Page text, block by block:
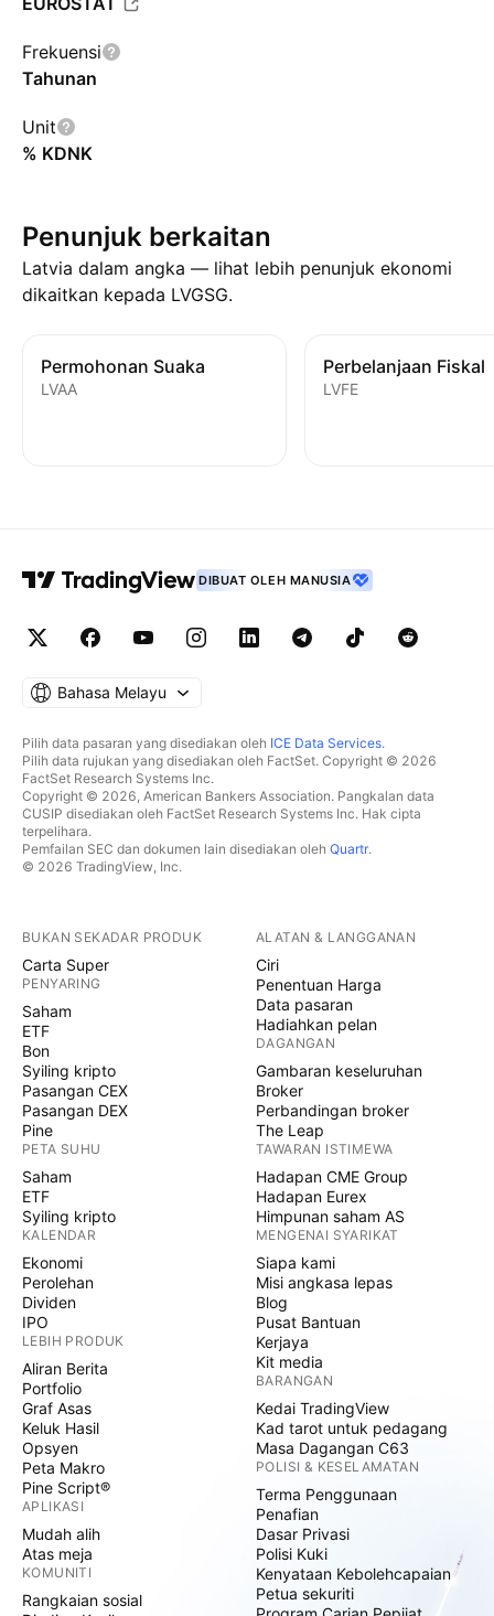
Frekuensi
Tahunan
Unit
% KDNK
Penunjuk berkaitan
Latvia dalam angka — lihat lebih penunjuk ekonomi
dikaitkan kepada LVGSG.
Permohonan Suaka
LVAA
Perbelanjaan Fiskal
LVFE
DIBUAT OLEH MANUSIA
Bahasa Melayu
Pilih data pasaran yang disediakan oleh ICE Data Services.
Pilih data rujukan yang disediakan oleh FactSet. Copyright © 2026
FactSet Research Systems Inc.
Copyright © 2026, American Bankers Association. Pangkalan data
CUSIP disediakan oleh FactSet Research Systems Inc. Hak cipta
terpelihara.
Pemfailan SEC dan dokumen lain disediakan oleh Quartr.
© 2026 TradingView, Inc.
BUKAN SEKADAR PRODUK
Carta Super
PENYARING
Saham
ETF
Bon
Syiling kripto
Pasangan CEX
Pasangan DEX
Pine
PETA SUHU
Saham
ETF
Syiling kripto
KALENDAR
Ekonomi
Perolehan
Dividen
IPO
LEBIH PRODUK
Aliran Berita
Portfolio
Graf Asas
Keluk Hasil
Opsyen
Peta Makro
Pine Script®
APLIKASI
Mudah alih
Atas meja
KOMUNITI
Rangkaian sosial
ALATAN & LANGGANAN
Ciri
Penentuan Harga
Data pasaran
Hadiahkan pelan
DAGANGAN
Gambaran keseluruhan
Broker
Perbandingan broker
The Leap
TAWARAN ISTIMEWA
Hadapan CME Group
Hadapan Eurex
Himpunan saham AS
MENGENAI SYARIKAT
Siapa kami
Misi angkasa lepas
Blog
Pusat Bantuan
Kerjaya
Kit media
BARANGAN
Kedai TradingView
Kad tarot untuk pedagang
Masa Dagangan C63
POLISI & KESELAMATAN
Terma Penggunaan
Penafian
Dasar Privasi
Polisi Kuki
Kenyataan Kebolehcapaian
Petua sekuriti